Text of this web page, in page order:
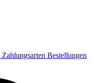
Zahlungsarten Bestellungen